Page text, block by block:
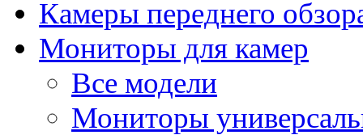
Камеры переднего
Мониторы для камер
Все модели
Мониторы